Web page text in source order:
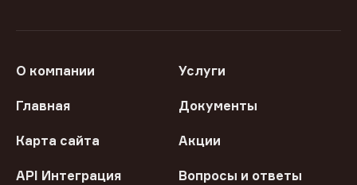
О компании Услуги
Главная Документы
Карта сайта Акции
API Интеграция Вопросы и ответы